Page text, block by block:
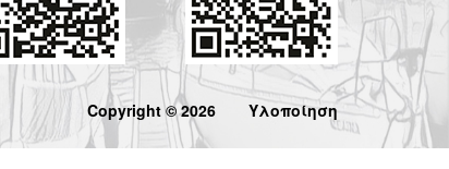
Copyright © 2026 Υλοποίηση